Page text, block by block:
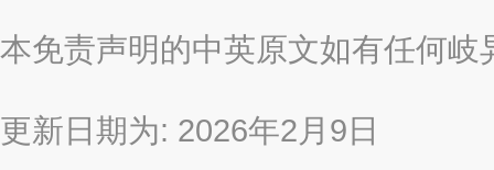
本免责声明的中英原文如有任何
更新日期为: 2026年2月9日